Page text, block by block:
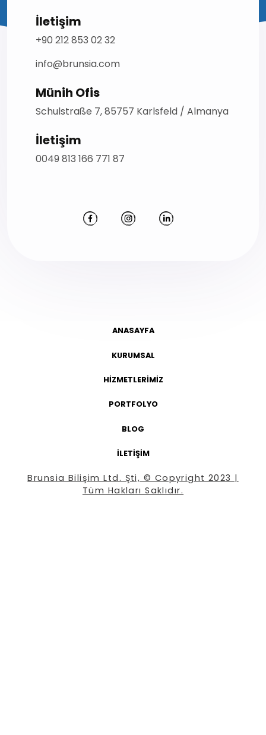
İletişim
+90 212 853 02 32
info@brunsia.com
Münih Ofis
Schulstraße 7, 85757 Karlsfeld / Almanya
İletişim
0049 813 166 771 87
ANASAYFA
KURUMSAL
HİZMETLERİMİZ
PORTFOLYO
BLOG
İLETİŞİM
Brunsia Bilişim Ltd. Şti, © Copyright 2023 |
Tüm Hakları Saklıdır.